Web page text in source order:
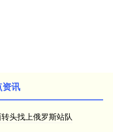
讯
头找上俄罗斯站队